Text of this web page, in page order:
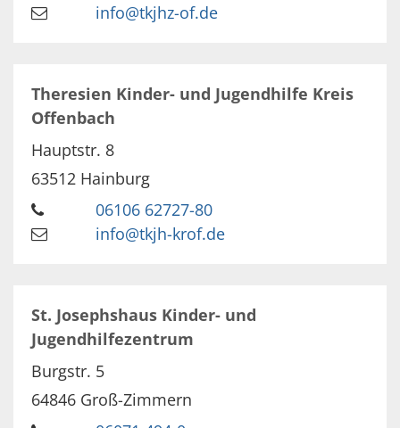
info@tkjhz-of.de
Theresien Kinder- und Jugendhilfe Kreis
Offenbach
Hauptstr. 8
63512 Hainburg
06106 62727-80
info@tkjh-krof.de
St. Josephshaus Kinder- und
Jugendhilfezentrum
Burgstr. 5
64846 Groß-Zimmern